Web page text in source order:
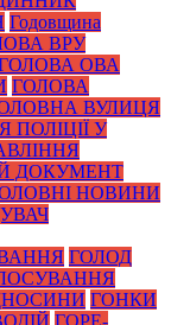
Годовщина
ВРУ
ОВА
ГОЛОВА
ВУЛИЦЯ
ПОЛІЦІЇ У
ДОКУМЕНТ
НОВИНИ
ГОЛОД
ГОНКИ
ГОРЕ-